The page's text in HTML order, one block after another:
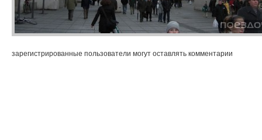
зарегистрированные пользователи могут оставлять комментарии